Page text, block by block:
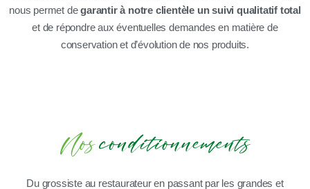
nous permet degarantir à notre clientèle un suivi qualitatif total
et de répondre aux éventuelles demandes en matière de
conservation et d’évolution de nos produits.
Du grossiste au restaurateur en passant par les grandes et